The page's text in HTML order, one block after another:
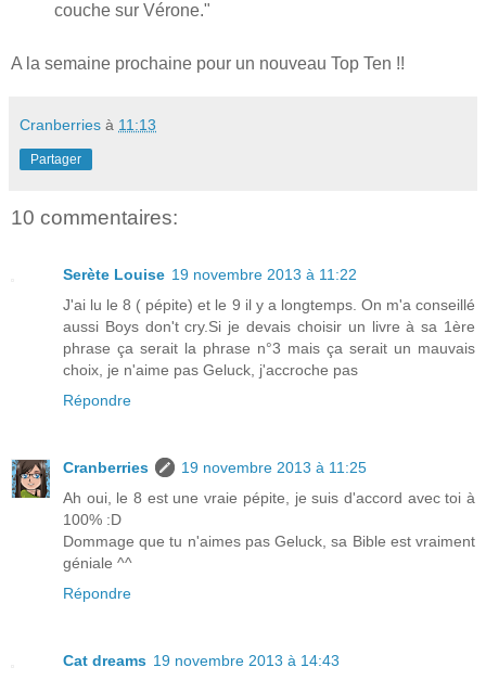
couche sur Vérone."
A la semaine prochaine pour un nouveau Top Ten !!
Cranberries à 11:13
Partager
10 commentaires:
Serète Louise 19 novembre 2013 à 11:22
J'ai lu le 8 ( pépite) et le 9 il y a longtemps. On m'a conseillé
aussi Boys don't cry.Si je devais choisir un livre à sa 1ère
phrase ça serait la phrase n°3 mais ça serait un mauvais
choix, je n'aime pas Geluck, j'accroche pas
Répondre
Cranberries
19 novembre 2013 à 11:25
Ah oui, le 8 est une vraie pépite, je suis d'accord avec toi à
100% :D
Dommage que tu n'aimes pas Geluck, sa Bible est vraiment
géniale ^^
Répondre
Cat dreams 19 novembre 2013 à 14:43